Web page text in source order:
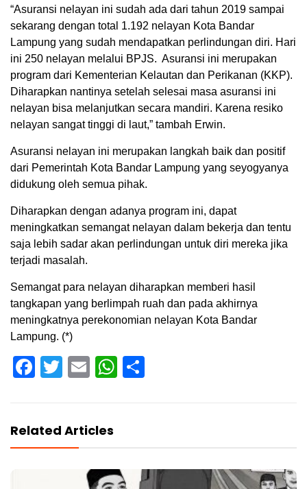
“Asuransi nelayan ini sudah ada dari tahun 2019 sampai
sekarang dengan total 1.192 nelayan Kota Bandar
Lampung yang sudah mendapatkan perlindungan diri. Hari
ini 250 nelayan melalui BPJS. Asuransi ini merupakan
program dari Kementerian Kelautan dan Perikanan (KKP).
Diharapkan nantinya setelah selesai masa asuransi ini
nelayan bisa melanjutkan secara mandiri. Karena resiko
nelayan sangat tinggi di laut,” tambah Erwin.
Asuransi nelayan ini merupakan langkah baik dan positif
dari Pemerintah Kota Bandar Lampung yang seyogyanya
didukung oleh semua pihak.
Diharapkan dengan adanya program ini, dapat
meningkatkan semangat nelayan dalam bekerja dan tentu
saja lebih sadar akan perlindungan untuk diri mereka jika
terjadi masalah.
Semangat para nelayan diharapkan memberi hasil
tangkapan yang berlimpah ruah dan pada akhirnya
meningkatnya perekonomian nelayan Kota Bandar
Lampung. (*)
Facebook
Twitter
EmailWhatsApp
Related Articles